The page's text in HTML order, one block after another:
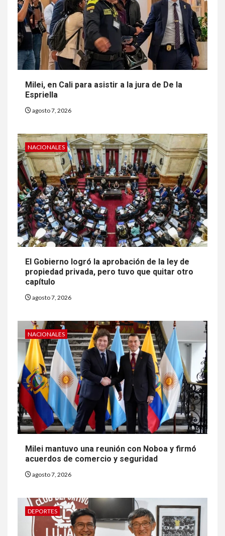
Milei, en Cali para asistir a la jura de De la
Espriella
agosto 7, 2026
NACIONALES
El Gobierno logró la aprobación de la ley de
propiedad privada, pero tuvo que quitar otro
capítulo
agosto 7, 2026
NACIONALES
Milei mantuvo una reunión con Noboa y firmó
acuerdos de comercio y seguridad
agosto 7, 2026
DEPORTES